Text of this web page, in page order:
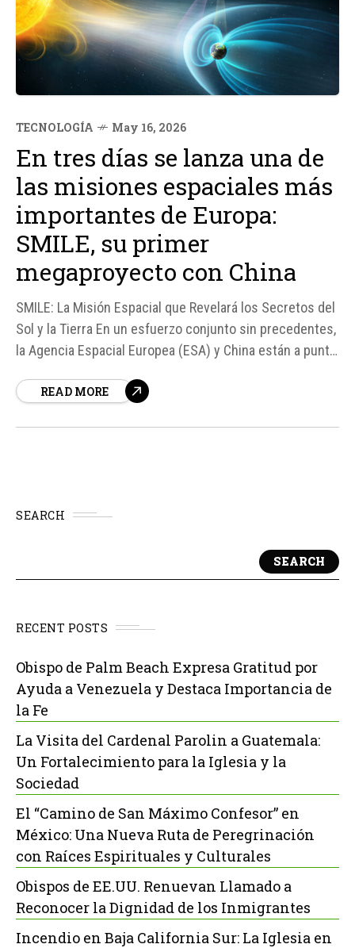
TECNOLOGÍA May 16, 2026
En tres días se lanza una de
las misiones espaciales más
importantes de Europa:
SMILE, su primer
megaproyecto con China
SMILE: La Misión Espacial que Revelará los Secretos del
Sol y la Tierra En un esfuerzo conjunto sin precedentes,
la Agencia Espacial Europea (ESA) y China están a punto
Ionosphere Link Explorer), uno de los proyectos más
READ MORE
SEARCH
SEARCH
RECENT POSTS
Obispo de Palm Beach Expresa Gratitud por
Ayuda a Venezuela y Destaca Importancia de
la Fe
La Visita del Cardenal Parolin a Guatemala:
Un Fortalecimiento para la Iglesia y la
Sociedad
El “Camino de San Máximo Confesor” en
México: Una Nueva Ruta de Peregrinación
con Raíces Espirituales y Culturales
Obispos de EE.UU. Renuevan Llamado a
Reconocer la Dignidad de los Inmigrantes
Incendio en Baja California Sur: La Iglesia en